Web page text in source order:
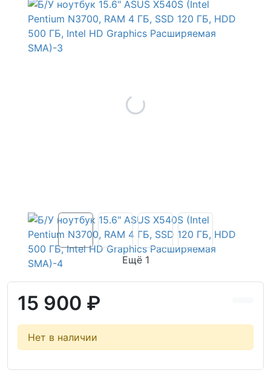
Ещё 1
15 900 ₽
Нет в наличии